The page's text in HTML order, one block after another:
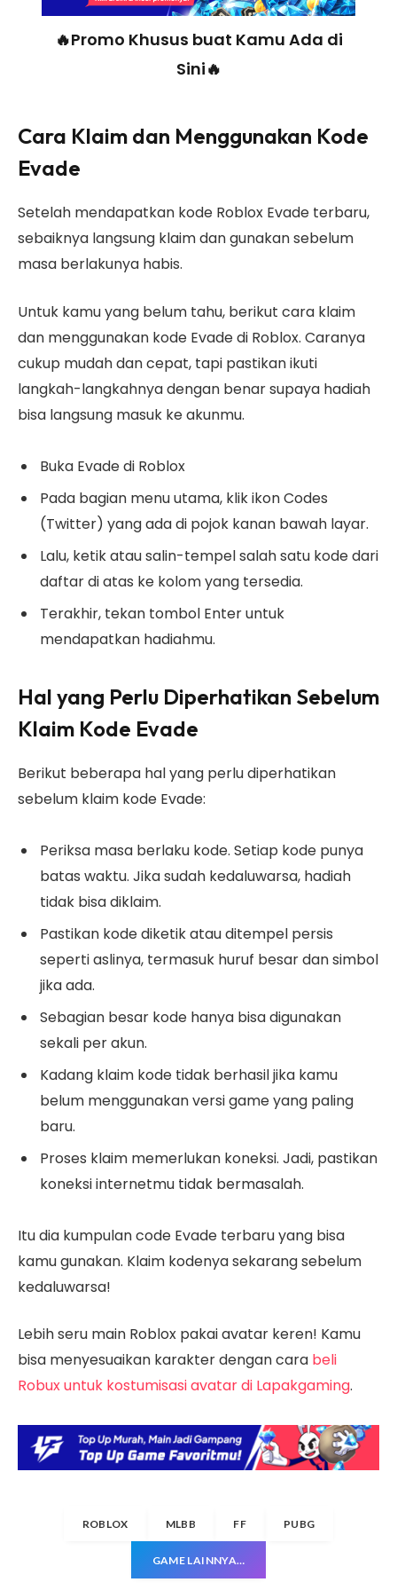
🔥Promo Khusus buat Kamu Ada di
Sini🔥
Cara Klaim dan Menggunakan Kode
Evade
Setelah mendapatkan kode Roblox Evade terbaru,
sebaiknya langsung klaim dan gunakan sebelum
masa berlakunya habis.
Untuk kamu yang belum tahu, berikut cara klaim
dan menggunakan kode Evade di Roblox. Caranya
cukup mudah dan cepat, tapi pastikan ikuti
langkah-langkahnya dengan benar supaya hadiah
bisa langsung masuk ke akunmu.
Buka Evade di Roblox
Pada bagian menu utama, klik ikon Codes
(Twitter) yang ada di pojok kanan bawah layar.
Lalu, ketik atau salin-tempel salah satu kode dari
daftar di atas ke kolom yang tersedia.
Terakhir, tekan tombol Enter untuk
mendapatkan hadiahmu.
Hal yang Perlu Diperhatikan Sebelum
Klaim Kode Evade
Berikut beberapa hal yang perlu diperhatikan
sebelum klaim kode Evade:
Periksa masa berlaku kode. Setiap kode punya
batas waktu. Jika sudah kedaluwarsa, hadiah
tidak bisa diklaim.
Pastikan kode diketik atau ditempel persis
seperti aslinya, termasuk huruf besar dan simbol
jika ada.
Sebagian besar kode hanya bisa digunakan
sekali per akun.
Kadang klaim kode tidak berhasil jika kamu
belum menggunakan versi game yang paling
baru.
Proses klaim memerlukan koneksi. Jadi, pastikan
koneksi internetmu tidak bermasalah.
Itu dia kumpulan code Evade terbaru yang bisa
kamu gunakan. Klaim kodenya sekarang sebelum
kedaluwarsa!
Lebih seru main Roblox pakai avatar keren! Kamu
bisa menyesuaikan karakter dengan cara beli
Robux untuk kostumisasi avatar di Lapakgaming.
ROBLOX MLBB FF PUBG
GAME LAINNYA…